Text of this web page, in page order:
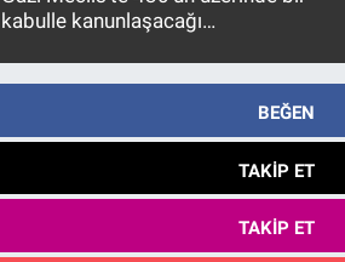
kabulle kanunlaşacağı
BEĞEN
TAKIP ET
TAKIP ET